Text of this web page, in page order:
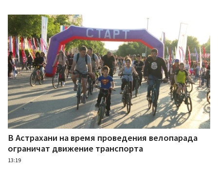
В Астрахани на время проведения велопарада
ограничат движение транспорта
13:19